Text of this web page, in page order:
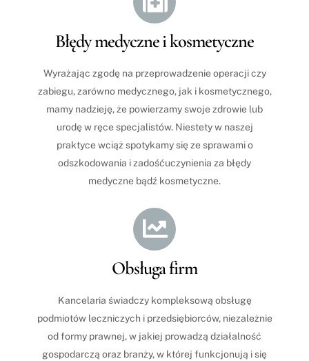
Icon
label
Błędy medyczne i kosmetyczne
Wyrażając zgodę na przeprowadzenie operacji czy
zabiegu, zarówno medycznego, jak i kosmetycznego,
mamy nadzieję, że powierzamy swoje zdrowie lub
urodę w ręce specjalistów. Niestety w naszej
praktyce wciąż spotykamy się ze sprawami o
odszkodowania i zadośćuczynienia za błędy
medyczne bądź kosmetyczne.
Icon
label
Obsługa firm
Kancelaria świadczy kompleksową obsługę
podmiotów leczniczych i przedsiębiorców, niezależnie
od formy prawnej, w jakiej prowadzą działalność
gospodarczą oraz branży, w której funkcjonują i się